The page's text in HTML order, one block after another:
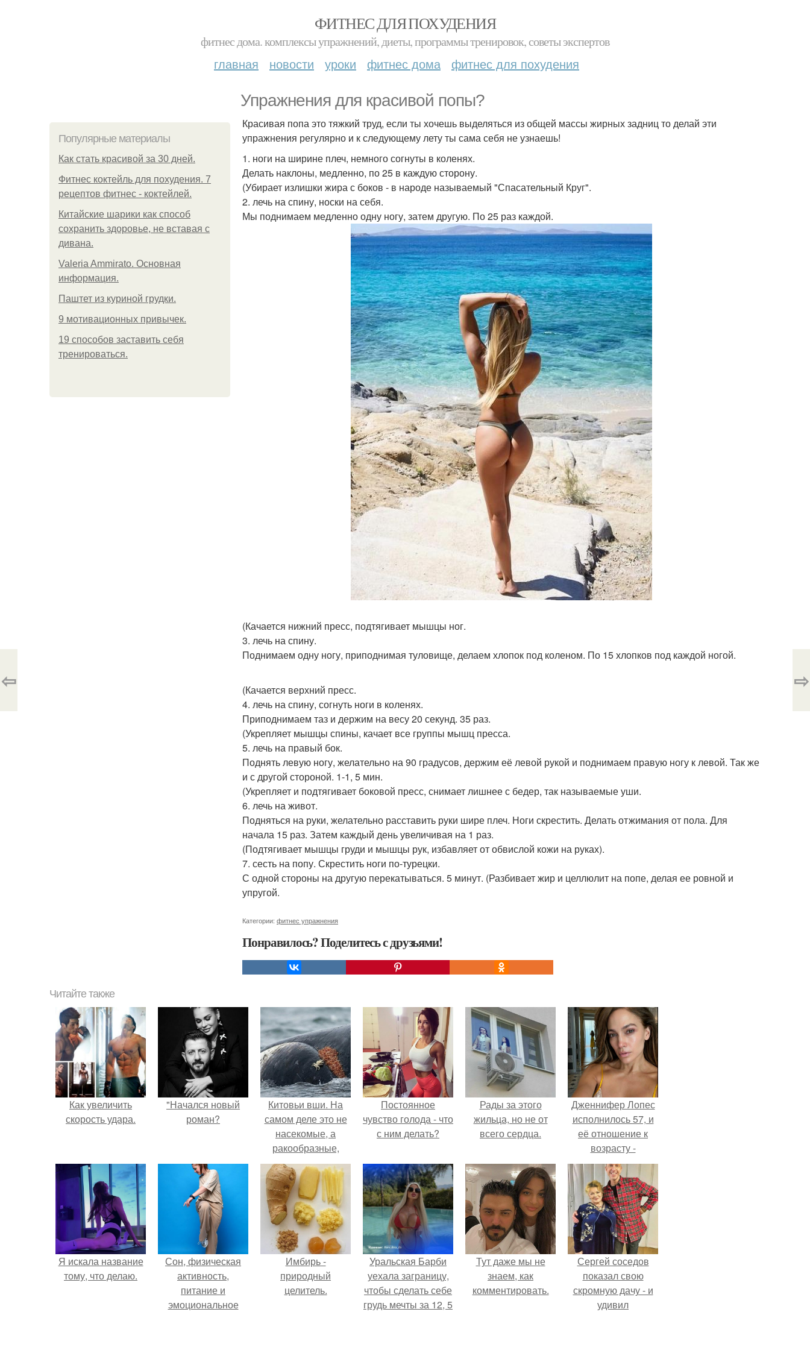
ФИТНЕС ДЛЯ ПОХУДЕНИЯ
фитнес дома. комплексы упражнений, диеты, программы тренировок, советы экспертов
главная новости уроки фитнес дома фитнес для похудения
Упражнения для красивой попы?
Популярные материалы
Как стать красивой за 30 дней.
Фитнес коктейль для похудения. 7
рецептов фитнес - коктейлей.
Китайские шарики как способ
сохранить здоровье, не вставая с
дивана.
Valeria Ammirato. Основная
информация.
Паштет из куриной грудки.
9 мотивационных привычек.
19 способов заставить себя
тренироваться.
Красивая попа это тяжкий труд, если ты хочешь выделяться из общей массы жирных задниц то делай эти
упражнения регулярно и к следующему лету ты сама себя не узнаешь!
1. ноги на ширине плеч, немного согнуты в коленях.
Делать наклоны, медленно, по 25 в каждую сторону.
(Убирает излишки жира с боков - в народе называемый "Спасательный Круг".
2. лечь на спину, носки на себя.
Мы поднимаем медленно одну ногу, затем другую. По 25 раз каждой.
(Качается нижний пресс, подтягивает мышцы ног.
3. лечь на спину.
Поднимаем одну ногу, приподнимая туловище, делаем хлопок под коленом. По 15 хлопков под каждой ногой.
(Качается верхний пресс.
4. лечь на спину, согнуть ноги в коленях.
Приподнимаем таз и держим на весу 20 секунд. 35 раз.
(Укрепляет мышцы спины, качает все группы мышц пресса.
5. лечь на правый бок.
Поднять левую ногу, желательно на 90 градусов, держим её левой рукой и поднимаем правую ногу к левой. Так же
и с другой стороной. 1-1, 5 мин.
(Укрепляет и подтягивает боковой пресс, снимает лишнее с бедер, так называемые уши.
6. лечь на живот.
Подняться на руки, желательно расставить руки шире плеч. Ноги скрестить. Делать отжимания от пола. Для
начала 15 раз. Затем каждый день увеличивая на 1 раз.
(Подтягивает мышцы груди и мышцы рук, избавляет от обвислой кожи на руках).
7. сесть на попу. Скрестить ноги по-турецки.
С одной стороны на другую перекатываться. 5 минут. (Разбивает жир и целлюлит на попе, делая ее ровной и
упругой.
Категории: фитнес упражнения
Понравилось? Поделитесь с друзьями!
⇦ ⇨
Читайте также
Как увеличить
скорость удара.
"Начался новый
роман?
Китовьи вши. На
самом деле это не
насекомые, а
ракообразные,
относящиеся к
бокоплавам.
Постоянное
чувство голода - что
с ним делать?
Рады за этого
жильца, но не от
всего сердца.
Дженнифер Лопес
исполнилось 57, и
её отношение к
возрасту -
настоящий
манифест
уверенности: "не
говорите, что я
отлично выгляжу
для 57.
Я искала название
тому, что делаю.
Сон, физическая
активность,
питание и
эмоциональное
Имбирь -
природный
целитель.
Уральская Барби
уехала заграницу,
чтобы сделать себе
грудь мечты за 12, 5
Тут даже мы не
знаем, как
комментировать.
Сергей соседов
показал свою
скромную дачу - и
удивил